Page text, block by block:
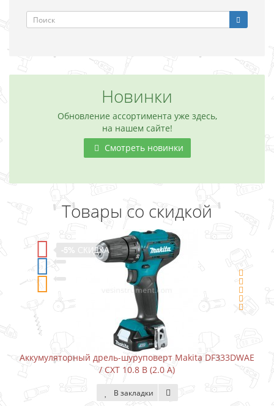
Новинки
Обновление ассортимента уже здесь,
на нашем сайте!
Смотреть новинки
Товары со скидкой
СКИДКА
Аккумуляторный дрель-шуруповерт Makita DF333DWAE
/ CXT 10.8 В (2.0 А)
В закладки